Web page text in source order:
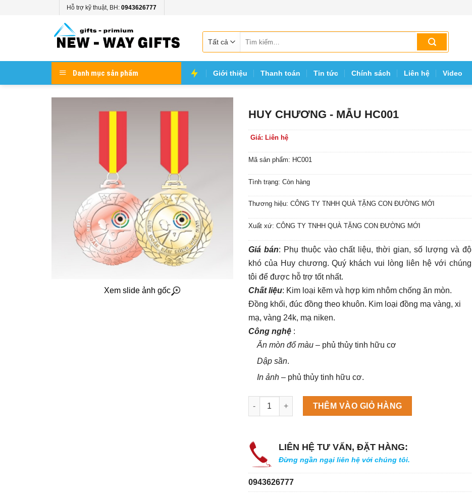
Hỗ trợ kỹ thuật, BH: 0943626777
kiếm:
Danh mục sản phẩm Giới thiệu Thanh toán Tin tức Chính sách Liên hệ Video
Xem slide ảnh gốc
HUY CHƯƠNG - MẪU HC001
Giá: Liên hệ
Mã sản phẩm: HC001
Tình trạng: Còn hàng
Thương hiệu: CÔNG TY TNHH QUÀ TẶNG CON ĐƯỜNG MỚI
Xuất xứ: CÔNG TY TNHH QUÀ TẶNG CON ĐƯỜNG MỚI
Giá bán: Phụ thuộc vào chất liệu, thời gian, số lượng và độ
khó của Huychương. Quý khách vui lòng liên hệ với chúng
tôi để được hỗ trợ tốt nhất.
Chất liệu: Kim loại kẽm và hợp kim nhôm chống ăn mòn.
Đồng khối, đúc đồng theo khuôn. Kim loại đồng mạ vàng, xi
mạ, vàng 24k, mạ niken.
Công nghệ:
Ăn mòn đổ màu– phủ thủy tinh hữu cơ
Dập sần.
In ảnh– phủ thủy tinh hữu cơ.
Máy làm đá viên Scotsman NW458AS số lượng
THÊM VÀO GIỎ HÀNG
LIÊN HỆ TƯ VẤN, ĐẶT HÀNG:
Đừng ngần ngại liên hệ với chúng tôi.
0943626777